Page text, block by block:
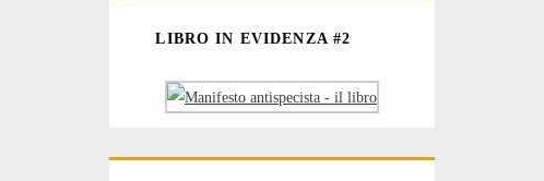
LIBRO IN EVIDENZA #2